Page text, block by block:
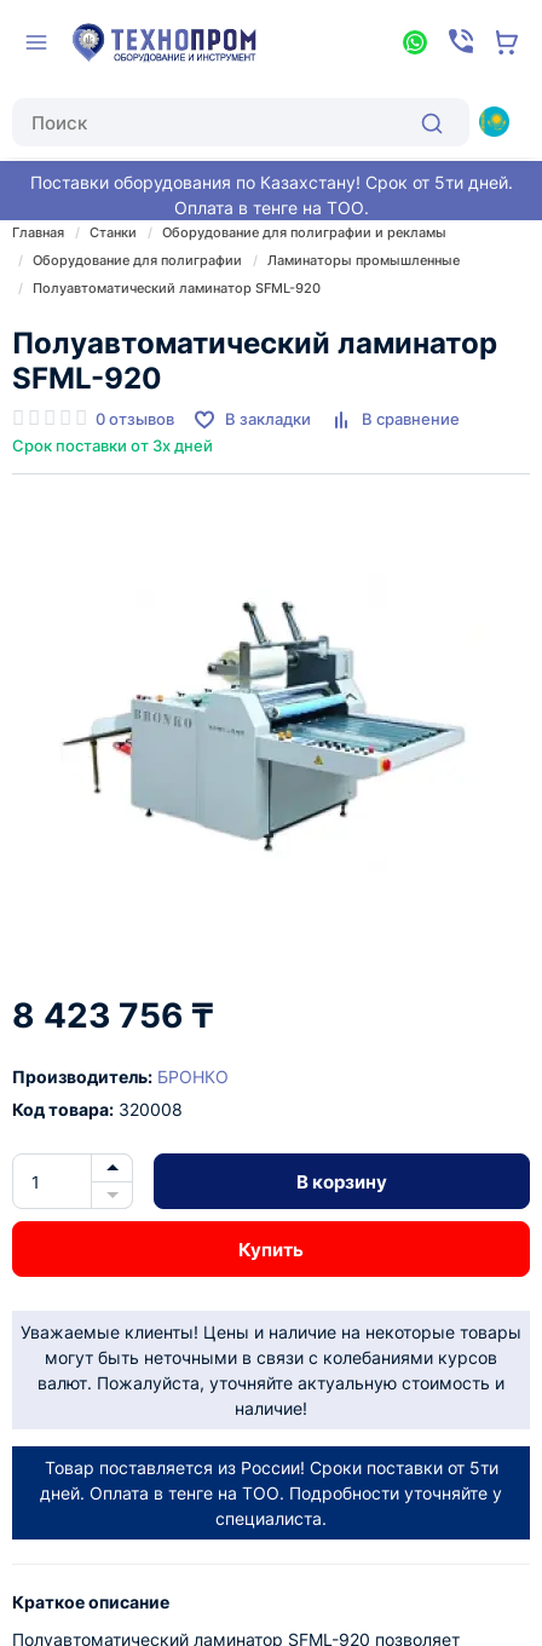
Поставки оборудования по Казахстану! Срок от 5ти дней.
Оплата в тенге на ТОО.
Главная Станки
Оборудование для полиграфии и рекламы
Оборудование для полиграфии
Ламинаторы промышленные
Полуавтоматический ламинатор SFML-920
Полуавтоматический ламинатор
SFML-920
0 отзывов В закладки
В сравнение
Срок поставки от 3х дней
8 423 756 ₸
Производитель: БРОНКО
Код товара: 320008
В корзину
Купить
Уважаемые клиенты! Цены и наличие на некоторые товары
могут быть неточными в связи с колебаниями курсов
валют. Пожалуйста, уточняйте актуальную стоимость и
наличие!
Товар поставляется из России! Сроки поставки от 5ти
дней. Оплата в тенге на ТОО. Подробности уточняйте у
специалиста.
Краткое описание
Полуавтоматический ламинатор SFML-920 позволяет